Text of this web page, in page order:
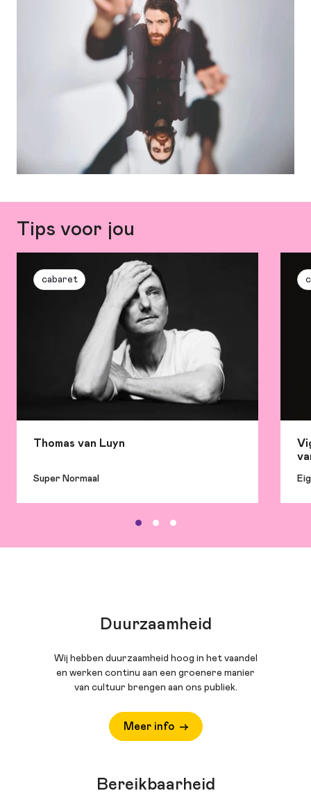
Tips voor jou
cabaret
Thomas van Luyn
Super Normaal
Duurzaamheid
Wij hebben duurzaamheid hoog in het vaandel
en werken continu aan een groenere manier
van cultuur brengen aan ons publiek.
Meer info
Bereikbaarheid